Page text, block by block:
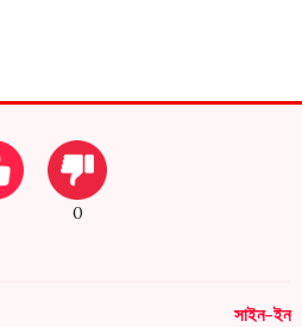
0
সাইন-ইন